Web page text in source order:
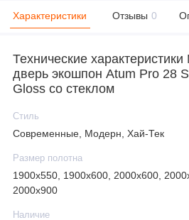
Характеристики Отзывы 0
Технические
дверь экошпон Atum Pro 28
Gloss со стеклом
Стиль
Современные, Модерн, Хай-Тек
Размер полотна
1900х550, 1900х600, 2000х600,
2000х900
Наличие